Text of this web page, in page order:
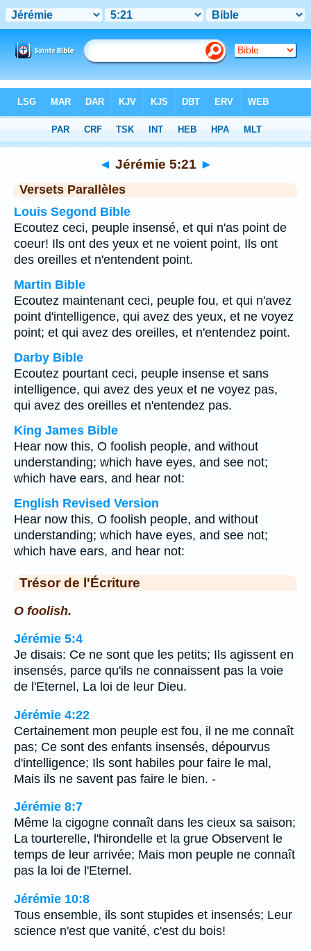
Chapitre 5> Verset 21
◄ Jérémie 5:21 ►
Versets Parallèles
Louis Segond Bible
Ecoutez ceci, peuple insensé, et qui n'as point de
coeur! Ils ont des yeux et ne voient point, Ils ont
des oreilles et n'entendent point.
Martin Bible
Ecoutez maintenant ceci, peuple fou, et qui n'avez
point d'intelligence, qui avez des yeux, et ne voyez
point; et qui avez des oreilles, et n'entendez point.
Darby Bible
Ecoutez pourtant ceci, peuple insense et sans
intelligence, qui avez des yeux et ne voyez pas,
qui avez des oreilles et n'entendez pas.
King James Bible
Hear now this, O foolish people, and without
understanding; which have eyes, and see not;
which have ears, and hear not:
English Revised Version
Hear now this, O foolish people, and without
understanding; which have eyes, and see not;
which have ears, and hear not:
Trésor de l'Écriture
O foolish.
Jérémie 5:4
Je disais: Ce ne sont que les petits; Ils agissent en
insensés, parce qu'ils ne connaissent pas la voie
de l'Eternel, La loi de leur Dieu.
Jérémie 4:22
Certainement mon peuple est fou, il ne me connaît
pas; Ce sont des enfants insensés, dépourvus
d'intelligence; Ils sont habiles pour faire le mal,
Mais ils ne savent pas faire le bien. -
Jérémie 8:7
Même la cigogne connaît dans les cieux sa saison;
La tourterelle, l'hirondelle et la grue Observent le
temps de leur arrivée; Mais mon peuple ne connaît
pas la loi de l'Eternel.
Jérémie 10:8
Tous ensemble, ils sont stupides et insensés; Leur
science n'est que vanité, c'est du bois!